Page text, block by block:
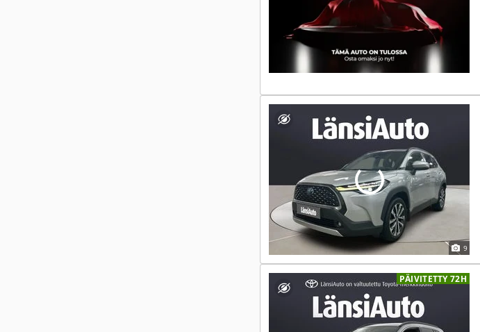
9
PÄIVITETTY 72H